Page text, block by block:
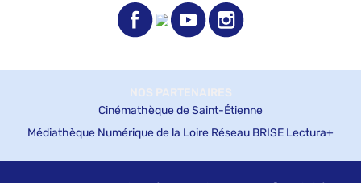
NOS PARTENAIRES
Cinémathèque de Saint-Étienne
Médiathèque Numérique de la Loire Réseau BRISE Lectura+